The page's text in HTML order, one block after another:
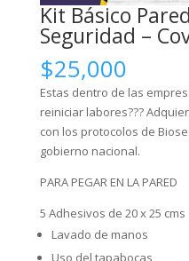
Kit Básico
Seguridad –
$25,000
Estas dentro de las
reiniciar labores???
con los protocolos de
gobierno nacional.
PARA PEGAR EN LA PARED
5 Adhesivos de 20 x 25 cms
Lavado de manos
Uso del tapabocas